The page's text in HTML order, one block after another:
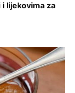
lijekovima za